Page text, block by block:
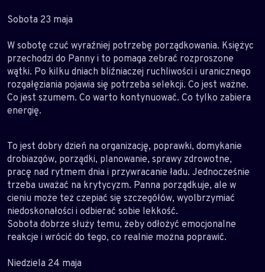
Sobota 23 maja
W sobotę czuć wyraźniej potrzebę porządkowania. Księżyc
przechodzi do Panny i to pomaga zebrać rozproszone
wątki. Po kilku dniach bliźniaczej ruchliwości i uranicznego
rozgałęziania pojawia się potrzeba selekcji. Co jest ważne.
Co jest szumem. Co warto kontynuować. Co tylko zabiera
energię.
To jest dobry dzień na organizację, poprawki, domykanie
drobiazgów, porządki, planowanie, sprawy zdrowotne,
pracę nad rytmem dnia i przywracanie ładu. Jednocześnie
trzeba uważać na krytycyzm. Panna porządkuje, ale w
cieniu może też czepiać się szczegółów, wyolbrzymiać
niedoskonałości i odbierać sobie lekkość.
Sobota dobrze służy temu, żeby odłożyć emocjonalne
reakcje i wrócić do tego, co realnie można poprawić.
Niedziela 24 maja